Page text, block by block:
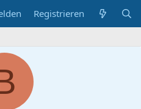
Registrieren